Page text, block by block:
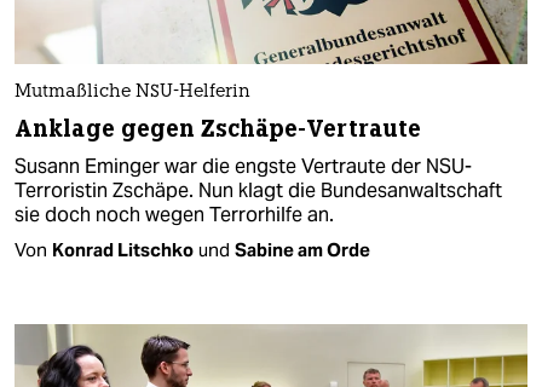
Mutmaßliche NSU-Helferin
Anklage gegen Zschäpe-Vertraute
Susann Eminger war die engste Vertraute der NSU-
Terroristin Zschäpe. Nun klagt die Bundesanwaltschaft
sie doch noch wegen Terrorhilfe an.
Von Konrad Litschko und Sabine am Orde